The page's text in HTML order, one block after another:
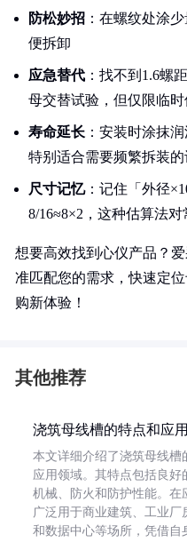
防松妙招 ：在螺纹处涂
便拆卸
应急替代 ：找不到1.6螺
母交替试验，但仅限临时
寿命延长 ：安装时涂抹
特别适合需要频繁拆装的
尺寸记忆：记住「外径
8/16≈8×2，这种估算法
想要高效找到心仪产品？
准匹配您的需求，快速定
购新体验！
其他推荐
浇筑母线槽的特点和应
本文详细介绍了浇筑母线槽
应用领域。其特点包括良好
机械、防火和防护性能。在
广泛用于商业建筑、工业厂
和数据中心等场所，凭借自